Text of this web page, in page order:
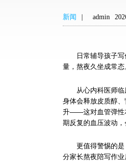
新闻 admin
日常辅导孩子
量，熬夜久坐成常态
从心内科医师
身体会释放皮质醇
升——这对血管弹性
期反复的血压波动
更值得警惕的
分家长熬夜陪写作